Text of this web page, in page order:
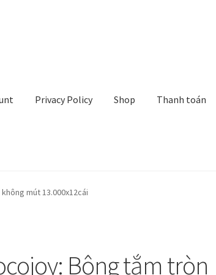
Privacy Policy Shop Thanh toán
Shop Thanh toán Về chúng tôi
mút 13.000x12cái
Bông tắm tròn